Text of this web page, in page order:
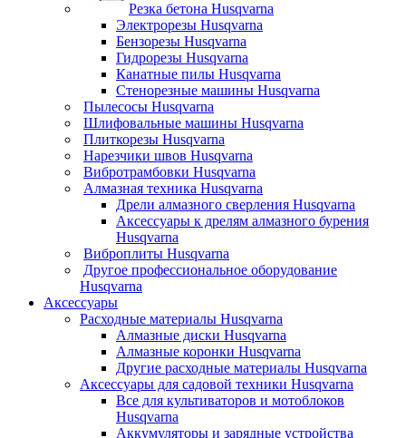
Резка бетона Husqvarna
Электрорезы Husqvarna
Бензорезы Husqvarna
Гидрорезы Husqvarna
Канатные пилы Husqvarna
Стенорезные машины Husqvarna
Пылесосы Husqvarna
Шлифовальные машины Husqvarna
Плиткорезы Husqvarna
Нарезчики швов Husqvarna
Вибротрамбовки Husqvarna
Алмазная техника Husqvarna
Дрели алмазного сверления Husqvarna
Аксессуары к дрелям алмазного бурения
Husqvarna
Виброплиты Husqvarna
Другое профессиональное оборудование
Husqvarna
Аксессуары
Расходные материалы Husqvarna
Алмазные диски Husqvarna
Алмазные коронки Husqvarna
Другие расходные материалы Husqvarna
Аксессуары для садовой техники Husqvarna
Все для культиваторов и мотоблоков
Husqvarna
Аккумуляторы и зарядные устройства